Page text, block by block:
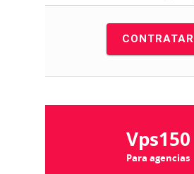
CONTRATAR
Vps150
Para agencias